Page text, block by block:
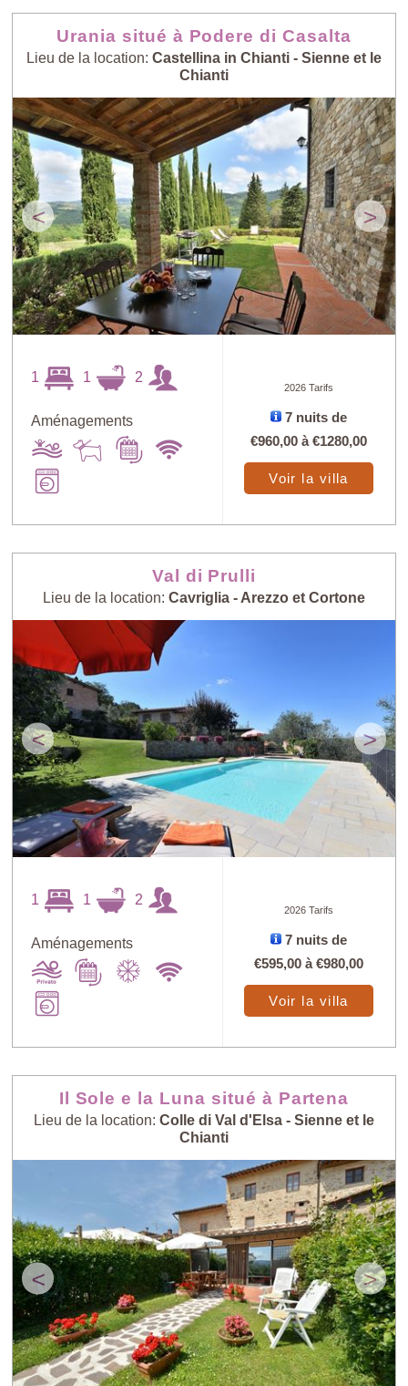
Urania situé à Podere di Casalta
Lieu de la location: Castellina in Chianti - Sienne et le
Chianti
< >
1 1 2
Aménagements
2026 Tarifs
7 nuits de
€960,00 à€1280,00
Voir la villa
Val di Prulli
Lieu de la location: Cavriglia - Arezzo et Cortone
< >
1 1 2
Aménagements
2026 Tarifs
7 nuits de
€595,00 à€980,00
Voir la villa
Il Sole e la Luna situé à Partena
Lieu de la location: Colle di Val d'Elsa - Sienne et le
Chianti
< >